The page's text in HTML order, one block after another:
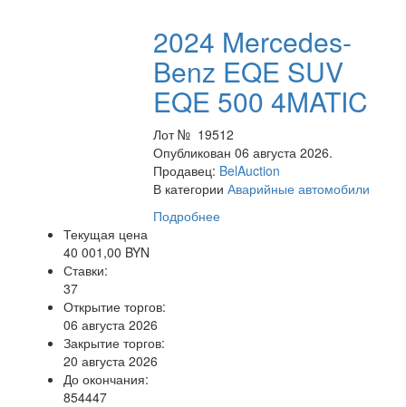
2024 Mercedes-
Benz EQE SUV
EQE 500 4MATIC
Лот № 19512
Опубликован 06 августа 2026.
Продавец: BelAuction
В категорииАварийные автомобили
Подробнее
Текущая цена
40 001,00 BYN
Ставки:
37
Открытие торгов:
06 августа 2026
Закрытие торгов:
20 августа 2026
До окончания:
854447